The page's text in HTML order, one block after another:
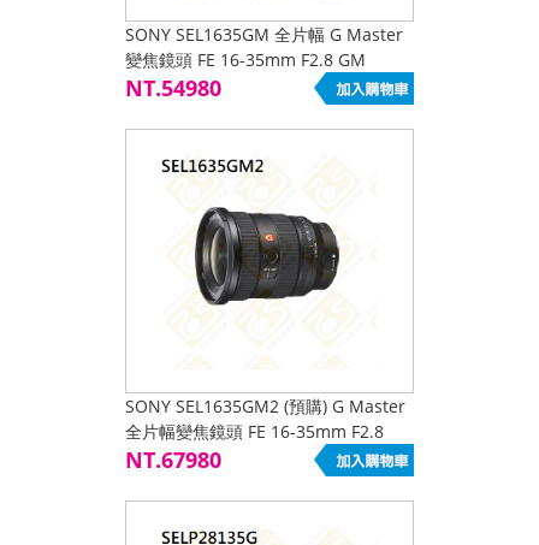
SONY SEL1635GM 全片幅 G Master
變焦鏡頭 FE 16-35mm F2.8 GM
NT.54980
SONY SEL1635GM2 (預購) G Master
全片幅變焦鏡頭 FE 16-35mm F2.8
GM II
NT.67980